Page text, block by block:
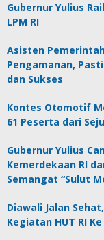
Gubernur Yulius
LPM RI
Asisten
Pengamanan,
dan Sukses
Kontes Otomotif
61 Peserta dari
Gubernur Yulius
Kemerdekaan RI
Semangat “Sulut
Diawali Jalan
Kegiatan HUT RI Ke